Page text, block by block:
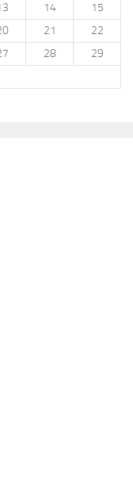
14
15
21
22
28
29